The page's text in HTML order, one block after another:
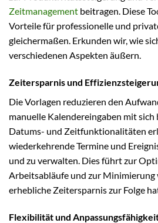
Zeitmanagement beitragen. Diese
Vorteile für professionelle und
gleichermaßen. Erkunden wir, wie
verschiedenen Aspekten äußern.
Zeitersparnis und
Die Vorlagen reduzieren den
manuelle Kalendereingaben mit
Datums- und Zeitfunktionalitäten
wiederkehrende Termine und
und zu verwalten. Dies führt zur
Arbeitsabläufe und zur Minimierung
erhebliche Zeitersparnis zur Folge
Flexibilität und